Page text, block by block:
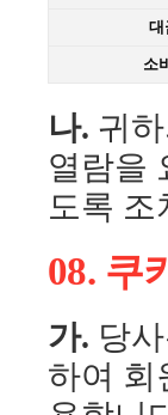
대
소
나. 귀
열람을
도록 조
08. 쿠
가. 당
하여 회